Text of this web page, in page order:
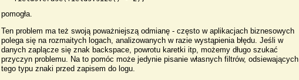
pomogła.
Ten problem ma też swoją poważniejszą odmianę - często w aplikacjach biznesowych
polega się na rozmaitych logach, analizowanych w razie wystąpienia błędu. Jeśli w
danych zaplącze się znak backspace, powrotu karetki itp, możemy długo szukać
przyczyn problemu. Na to pomóc może jedynie pisanie własnych filtrów, odsiewających
tego typu znaki przed zapisem do logu.